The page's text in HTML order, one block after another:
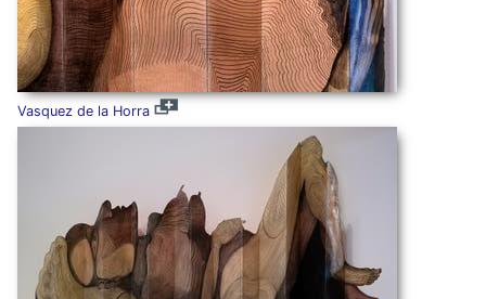
Vasquez de la Horra